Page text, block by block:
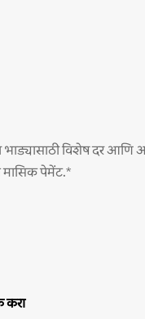
भाड्यासाठी विशेष दर आणि
पेमेंट.*
करा